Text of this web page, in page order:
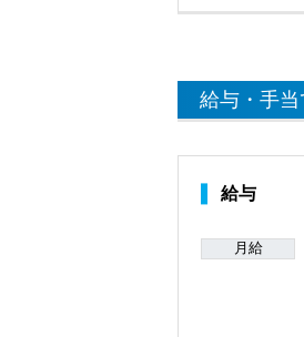
給与・手当
給与
月給